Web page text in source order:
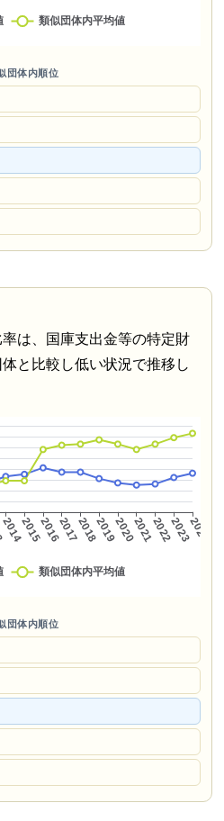
団体内順位
は、国庫支出金等の特定財
と比較し低い状況で推移し
団体内順位